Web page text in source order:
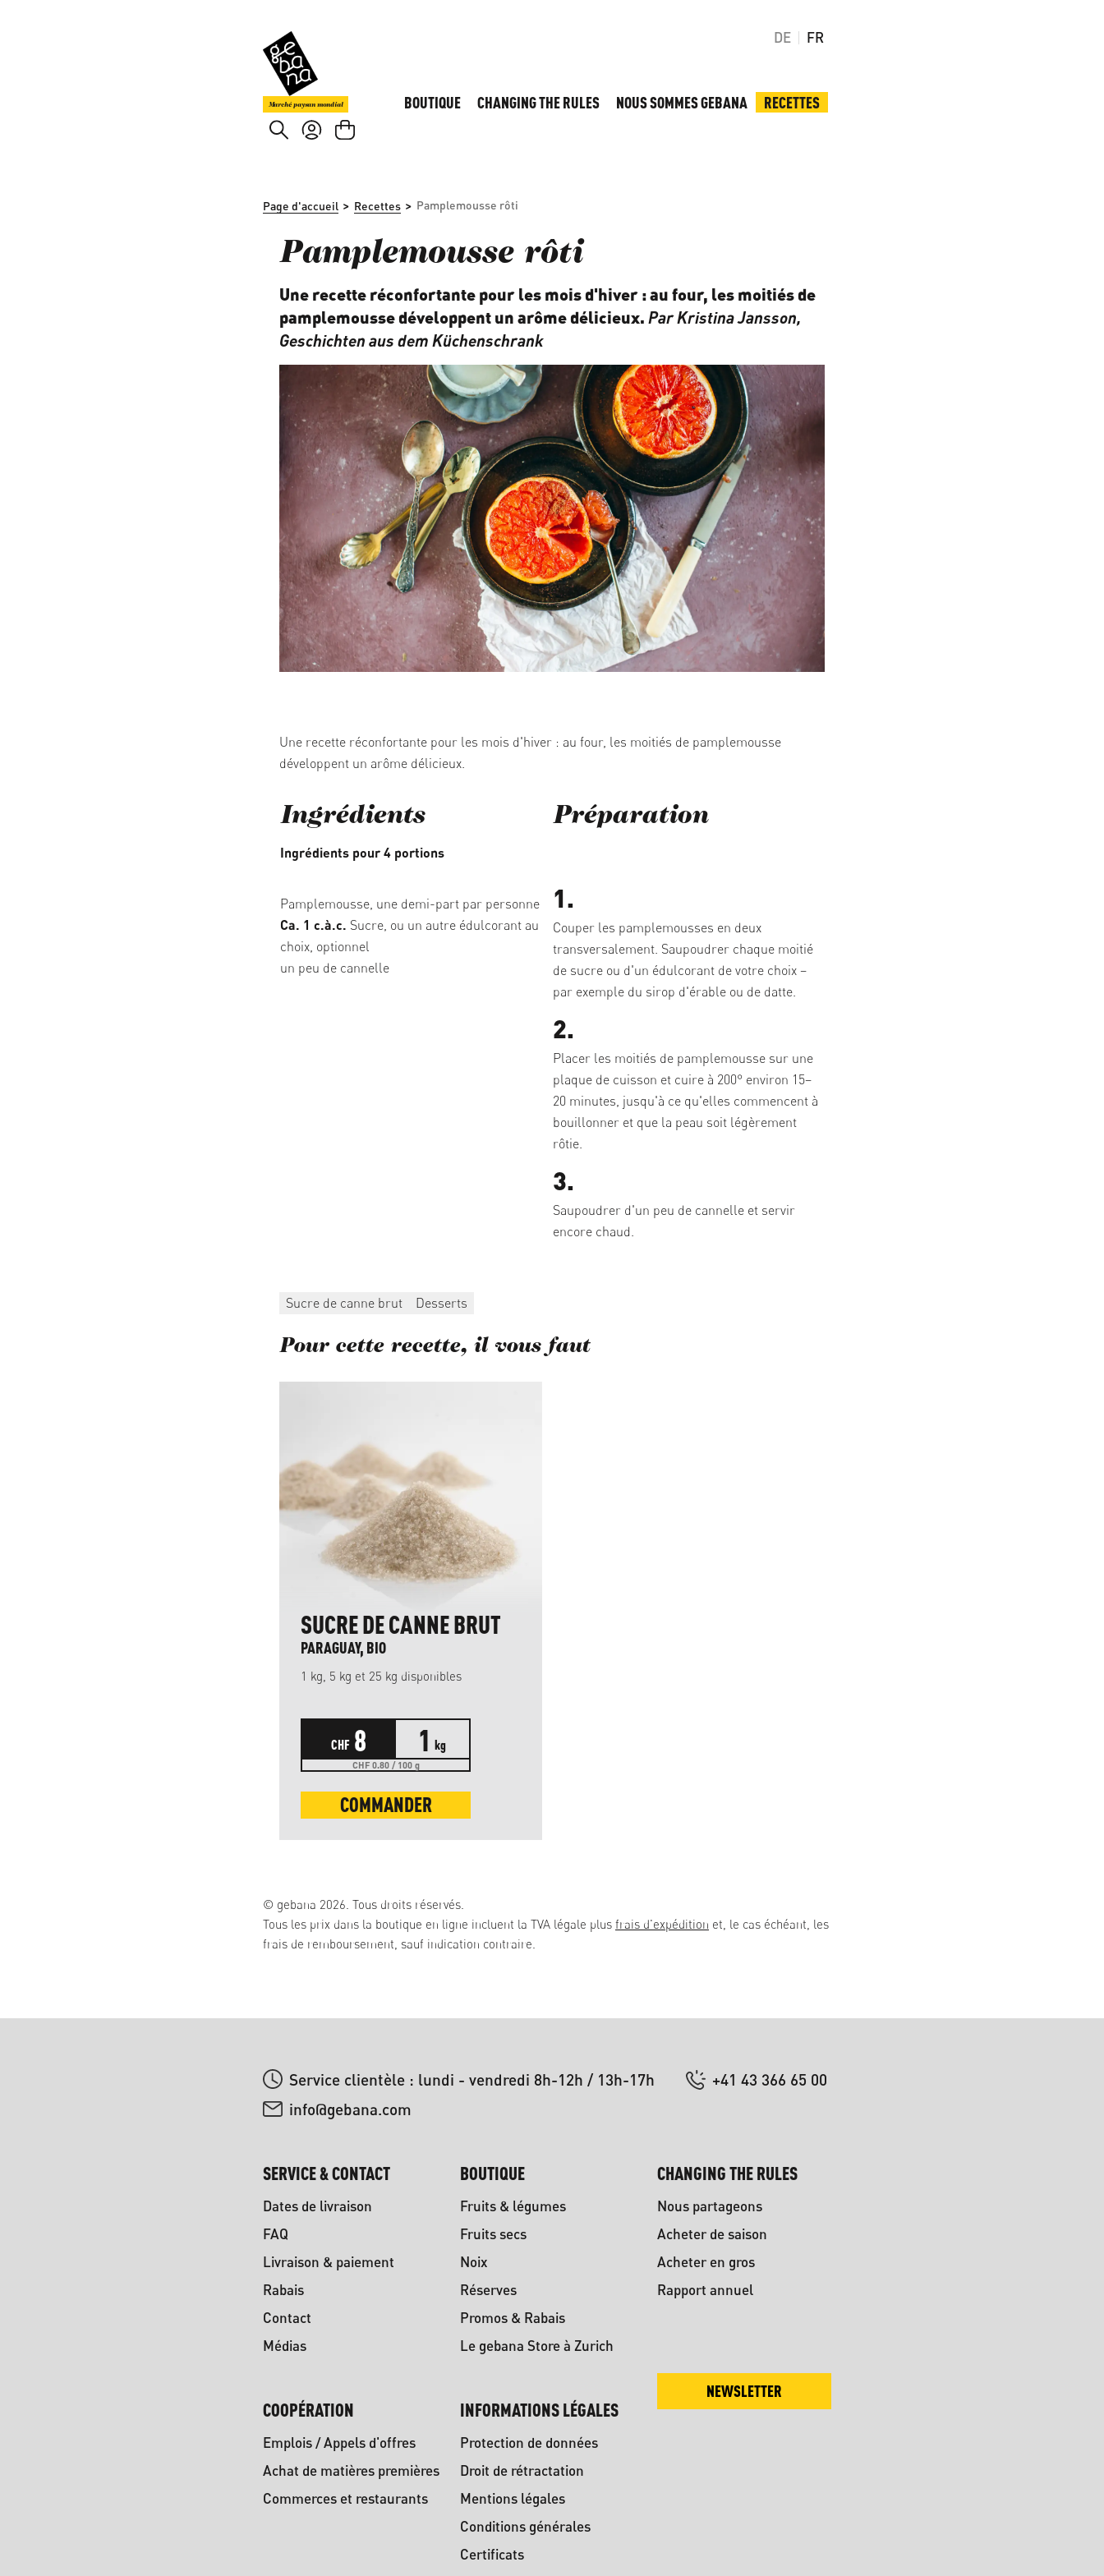
DE FR
Marché paysan mondial BOUTIQUE CHANGING THE RULES NOUS SOMMES GEBANA RECETTES
Page d'accueil > Recettes > Pamplemousse rôti
Pamplemousse rôti
Une recette réconfortante pour les mois d'hiver : au four, les moitiés de
pamplemousse développent un arôme délicieux. Par Kristina Jansson,
Geschichten aus dem Küchenschrank
Une recette réconfortante pour les mois d'hiver : au four, les moitiés de pamplemousse
développent un arôme délicieux.
Ingrédients
Ingrédients pour 4 portions
Pamplemousse, une demi-part par personne
Ca. 1 c.à.c. Sucre, ou un autre édulcorant au
choix, optionnel
un peu de cannelle
Préparation
1.
Couper les pamplemousses en deux
transversalement. Saupoudrer chaque moitié
de sucre ou d'un édulcorant de votre choix –
par exemple du sirop d'érable ou de datte.
2.
Placer les moitiés de pamplemousse sur une
plaque de cuisson et cuire à 200° environ 15–
20 minutes, jusqu'à ce qu'elles commencent à
bouillonner et que la peau soit légèrement
rôtie.
3.
Saupoudrer d'un peu de cannelle et servir
encore chaud.
Sucre de canne brut Desserts
Pour cette recette, il vous faut
SUCRE DE CANNE BRUT
PARAGUAY, BIO
1 kg, 5 kg et 25 kg disponibles
CHF 8 1 kg
CHF 0.80 / 100 g
COMMANDER
© gebana 2026. Tous droits réservés.
Tous les prix dans la boutique en ligne incluent la TVA légale plus frais d'expédition et, le cas échéant, les
frais de remboursement, sauf indication contraire.
Service clientèle : lundi - vendredi 8h-12h / 13h-17h
+41 43 366 65 00
info@gebana.com
SERVICE & CONTACT
Dates de livraison
FAQ
Livraison & paiement
Rabais
Contact
Médias
BOUTIQUE
Fruits & légumes
Fruits secs
Noix
Réserves
Promos & Rabais
Le gebana Store à Zurich
CHANGING THE RULES
Nous partageons
Acheter de saison
Acheter en gros
Rapport annuel
COOPÉRATION
Emplois / Appels d'offres
Achat de matières premières
Commerces et restaurants
INFORMATIONS LÉGALES
Protection de données
Droit de rétractation
Mentions légales
Conditions générales
Certificats
NEWSLETTER